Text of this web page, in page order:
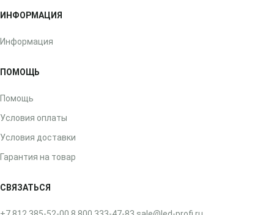
ИНФОРМАЦИЯ
Информация
ПОМОЩЬ
Помощь
Условия оплаты
Условия доставки
Гарантия на товар
СВЯЗАТЬСЯ